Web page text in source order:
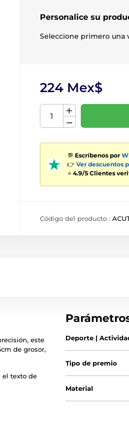
Personalice su
Seleccione primero una
224 Mex$
💬 Escríbenos por
👉 Ver descuentos
⭐ 4.9/5 Clientes
Código del producto :
este
de grosor,
el texto de
Deporte |
Tipo de premio
Material